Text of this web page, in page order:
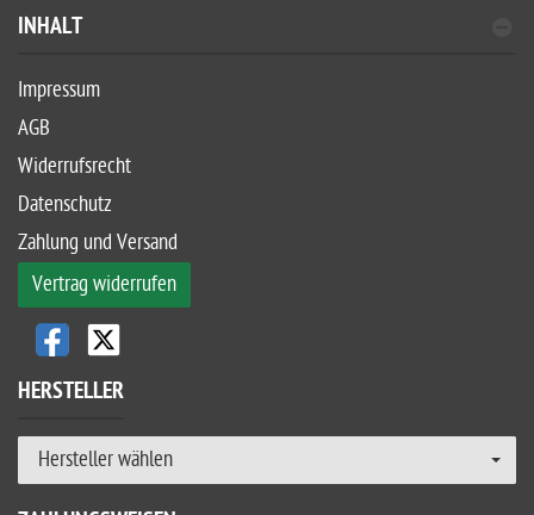
INHALT
Impressum
AGB
Widerrufsrecht
Datenschutz
Zahlung und Versand
Vertrag widerrufen
HERSTELLER
Hersteller wählen